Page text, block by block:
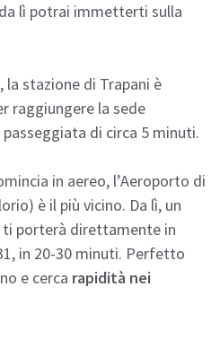
lì potrai immetterti sulla
la stazione di Trapani è
raggiungere la sede
di circa 5 minuti.
in aereo, l’Aeroporto di
è il più vicino. Da lì, un
ti porterà direttamente in
in 20-30 minuti. Perfetto
e cerca rapidità nei